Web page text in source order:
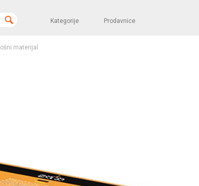
Kategorije Prodavnice
materijal